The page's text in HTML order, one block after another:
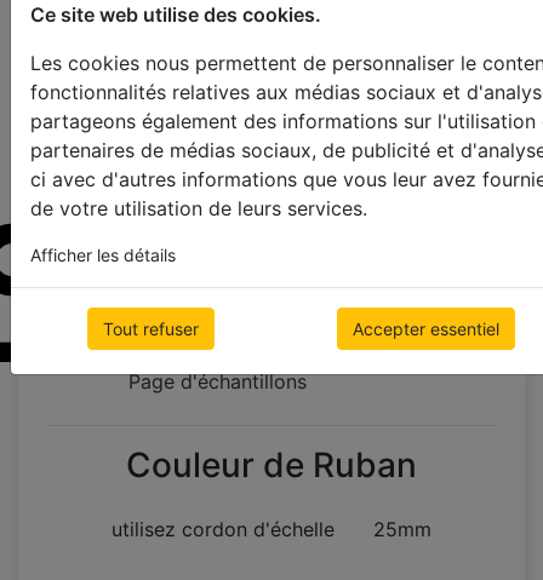
Ce site web utilise des cookies.
Les cookies nous permettent de personnaliser le
fonctionnalités relatives aux médias sociaux et
partageons également des informations sur
partenaires de médias sociaux, de publicité et
ci avec d'autres informations que vous leur avez
de votre utilisation de leurs services.
Afficher les détails
Tout refuser Accepter essentiel
Page d'échantillons
Couleur de Ruban
utilisez cordon d'échelle 25mm